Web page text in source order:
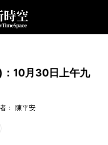
10月30日上午九
： 陳平安